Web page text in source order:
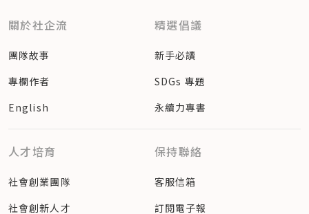
關於社企流
團隊故事
專欄作者
English
精選倡議
新手必讀
SDGs 專題
永續力專書
人才培育
社會創業團隊
社會創新人才
保持聯絡
客服信箱
訂閱電子報